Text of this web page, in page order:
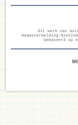
Dit werk van
Naamsvermelding-
Gebaseerd op